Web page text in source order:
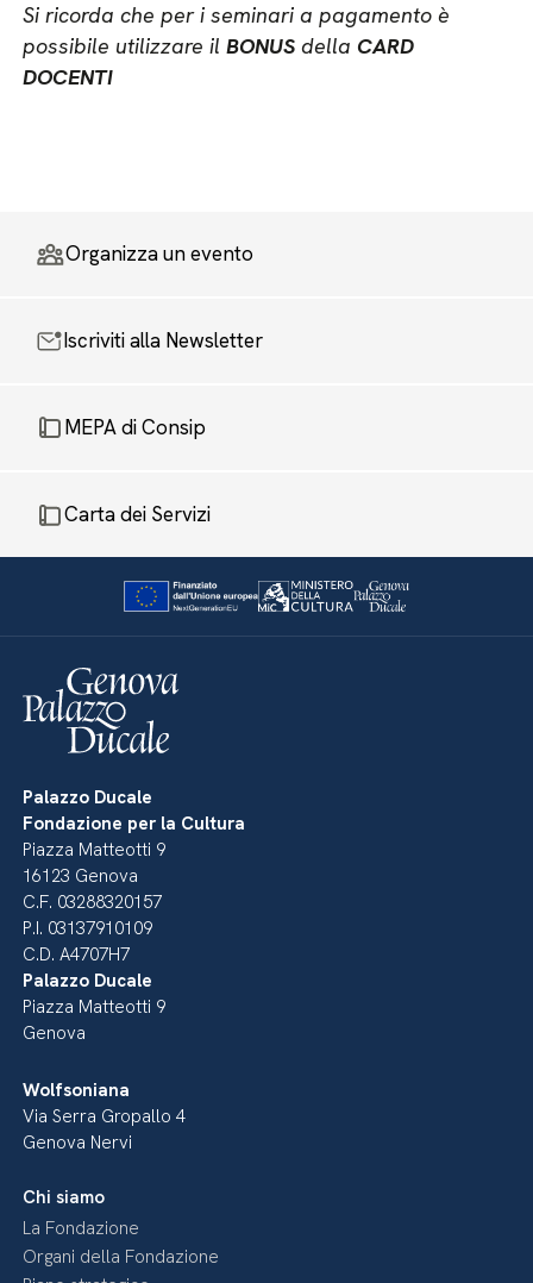
Si ricorda che per i seminari a pagamento è
possibile utilizzare ilBONUS della CARD
DOCENTI
Organizza un evento
Iscriviti alla Newsletter
MEPA di Consip
Carta dei Servizi
Palazzo Ducale
Fondazione per la Cultura
Piazza Matteotti 9
16123 Genova
C.F. 03288320157
P.I. 03137910109
C.D. A4707H7
Palazzo Ducale
Piazza Matteotti 9
Genova
Wolfsoniana
Via Serra Gropallo 4
Genova Nervi
Chi siamo
La Fondazione
Organi della Fondazione